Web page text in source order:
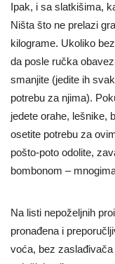
Ipak, i sa slatkišima,
Ništa što ne prelazi
kilograme. Ukoliko
da posle ručka
smanjite (jedite ih
potrebu za njima).
jedete orahe, lešnike,
osetite potrebu za
pošto-poto odolite,
bombonom –
Na listi nepoželjnih
pronađena i
voća, bez